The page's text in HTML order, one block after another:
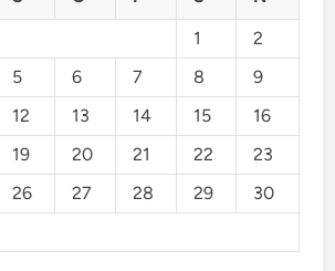
1
2
5 6 7 8
9
12 13 14 15
16
19 20 21 22
23
26 27 28 29
30